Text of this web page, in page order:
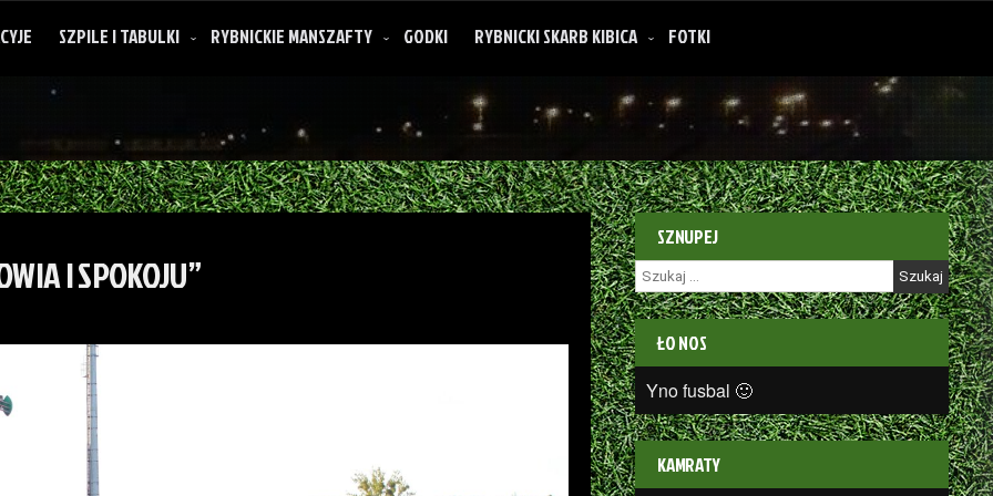
SZPILE I TABULKI RYBNICKIE MANSZAFTY GODKI RYBNICKI SKARB KIBICA FOTKI
I SPOKOJU”
SZNUPEJ
Szukaj:
ŁO NOS
Yno fusbal 🙂
KAMRATY